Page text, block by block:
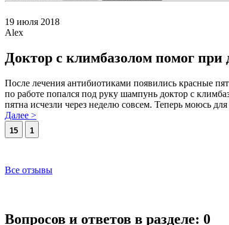
19 июля 2018
Alex
Доктор с климбазолом помог при
После лечения антибиотиками появились красные
по работе попался под руку шампунь доктор с
пятна исчезли через неделю совсем. Теперь моюсь
Далее >
15 1
Все отзывы
Вопросов и ответов в разделе: 0